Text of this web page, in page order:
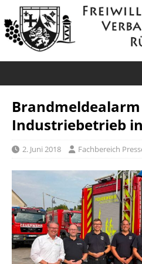
Industriebetrieb
2. Juni 2018 Fachbereich